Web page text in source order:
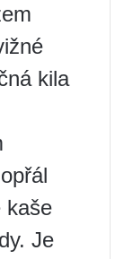
kila
kaše
Je